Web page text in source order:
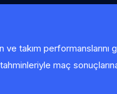
ve takım performanslarını
maç